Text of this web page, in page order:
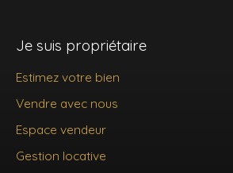
Je suis propriétaire
Estimez votre bien
Vendre avec nous
Espace vendeur
Gestion locative